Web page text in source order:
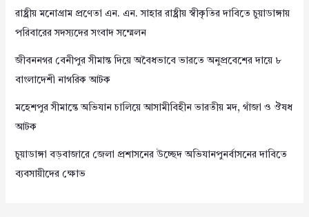
রাষ্ট্রীয় মনোগ্রাম প্রণেতা এন. এন. সাহার রাষ্ট্রীয় স্বীকৃতির দাবিতে চুয়াডাঙ্গায়
পরিবারের সদস্যদের সংবাদ সম্মেলন
জীবননগর বেনীপুর সীমান্ত দিয়ে অবৈধভাবে ভারতে অনুপ্রবেশের দায়ে ৮
বাংলাদেশী নাগরিক আটক
মহেশপুর সীমান্তে অভিযান চালিয়ে আসামীবিহীন ভারতীয় মদ, গাঁজা ও ঔষধ
আটক
চুয়াডাঙ্গা বড়বাজারে জেলা প্রশাসনের উচ্ছেদ অভিযানপুনর্বাসনের দাবিতে
ব্যবসায়ীদের ক্ষোভ